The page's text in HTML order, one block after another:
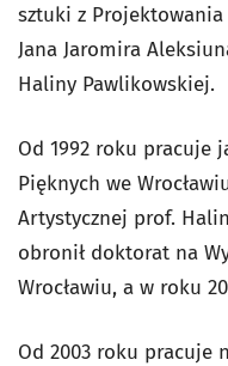
sztuki z
Jana Jaromira
Haliny Pawlikowskiej.
Od 1992 roku pracuje
Pięknych we
Artystycznej prof.
obronił doktorat na
Wrocławiu, a w roku
Od 2003 roku pracuje